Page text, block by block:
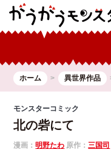
ホーム 異世界作品
モンスターコミック
北の砦にて
漫画：明野たわ 原作：三国司